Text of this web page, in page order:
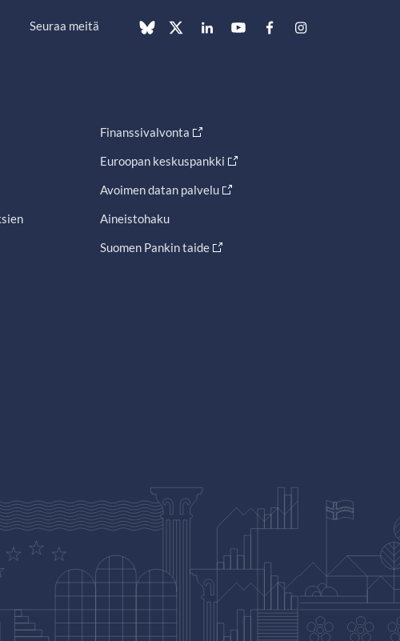
Seuraa meitä
Finanssivalvonta
Euroopan keskuspankki
Avoimen datan palvelu
Aineistohaku
Suomen Pankin taide